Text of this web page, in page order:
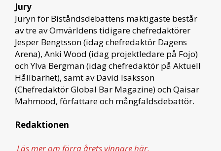
Jury
Juryn för Biståndsdebattens mäktigaste består
av tre av Omvärldens tidigare chefredaktörer
Jesper Bengtsson (idag chefredaktör Dagens
Arena), Anki Wood (idag projektledare på Fojo)
och Ylva Bergman (idag chefredaktör på Aktuell
Hållbarhet), samt av David Isaksson
(Chefredaktör Global Bar Magazine) och Qaisar
Mahmood, författare och mångfaldsdebattör.
Redaktionen
Läs mer om förra årets vinnare här.